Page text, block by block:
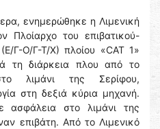
ενημερώθηκε η Λιμενική
Πλοίαρχο του επιβατικού-
Γ-Ο/Γ-Τ/Χ) πλοίου «CAT 1»
τη διάρκεια πλου από το
λιμάνι της Σερίφου,
στη δεξιά κύρια μηχανή.
ασφάλεια στο λιμάνι της
επιβάτη. Από το Λιμενικό